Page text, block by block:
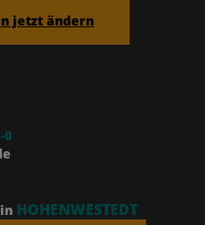
jetzt ändern
0
HOHENWESTEDT